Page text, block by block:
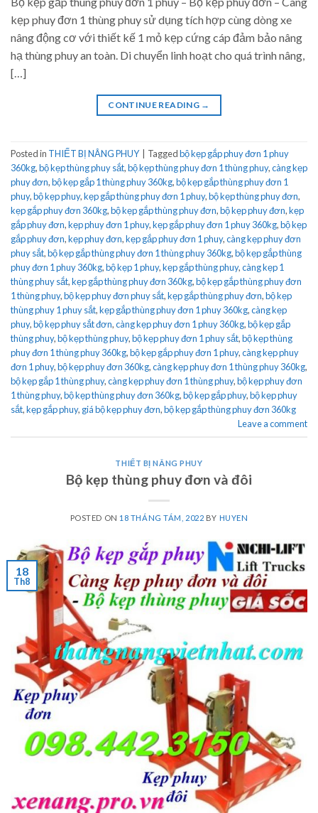
kẹp phuy đơn 1 thùng phuy sử dụng tích hợp cùng dòng xe
nâng động cơ với thiết kế 1 mỏ kẹp cứng cáp đảm bảo nâng
hạ thùng phuy an toàn. Di chuyển linh hoạt cho quá trình nâng,
[…]
CONTINUE READING →
Posted in THIẾT BỊ NÂNG PHUY Taggedbộ kẹp gắp phuy đơn 1 phuy
360kg,bộ kẹp thùng phuy sắt,bộ kẹp thùng phuy đơn 1 thùng phuy,càng kẹp
phuy đơn,bộ kẹp gắp 1 thùng phuy 360kg,bộ kẹp gắp thùng phuy đơn 1
phuy,bộ kẹp phuy,kẹp gắp thùng phuy đơn 1 phuy,bộ kẹp thùng phuy đơn,
kẹp gắp phuy đơn 360kg,bộ kẹp gắp thùng phuy đơn,bộ kẹp phuy đơn,kẹp
gắp phuy đơn,kẹp phuy đơn 1 phuy,kẹp gắp phuy đơn 1 phuy 360kg,bộ kẹp
gắp phuy đơn,kẹp phuy đơn,kẹp gắp phuy đơn 1 phuy,càng kẹp phuy đơn
phuy sắt,bộ kẹp gắp thùng phuy đơn 1 thùng phuy 360kg,bộ kẹp gắp thùng
phuy đơn 1 phuy 360kg,bộ kẹp 1 phuy,kẹp gắp thùng phuy,càng kẹp 1
thùng phuy sắt,kẹp gắp thùng phuy đơn 360kg,bộ kẹp gắp thùng phuy đơn
1 thùng phuy,bộ kẹp phuy đơn phuy sắt,kẹp gắp thùng phuy đơn,bộ kẹp
thùng phuy 1 phuy sắt,kẹp gắp thùng phuy đơn 1 phuy 360kg,càng kẹp
phuy,bộ kẹp phuy sắt đơn,càng kẹp phuy đơn 1 phuy 360kg,bộ kẹp gắp
thùng phuy,bộ kẹp thùng phuy,bộ kẹp phuy đơn 1 phuy sắt,bộ kẹp thùng
phuy đơn 1 thùng phuy 360kg,bộ kẹp gắp phuy đơn 1 phuy,càng kẹp phuy
đơn 1 phuy,bộ kẹp phuy đơn 360kg,càng kẹp phuy đơn 1 thùng phuy 360kg,
bộ kẹp gắp 1 thùng phuy,càng kẹp phuy đơn 1 thùng phuy,bộ kẹp phuy đơn
1 thùng phuy,bộ kẹp thùng phuy đơn 360kg,bộ kẹp gắp phuy,bộ kẹp phuy
sắt,kẹp gắp phuy, giá bộ kẹp phuy đơn,bộ kẹp gắp thùng phuy đơn 360kg
Leave a comment
THIẾT BỊ NÂNG PHUY
Bộ kẹp thùng phuy đơn và đôi
POSTED ON 18 THÁNG TÁM, 2022 BY HUYEN
18
Th8